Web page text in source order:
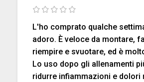
L'ho comprato qualche
adoro. È veloce da montare,
riempire e svuotare, ed è
Lo uso dopo gli allenamenti
ridurre infiammazioni e dolori